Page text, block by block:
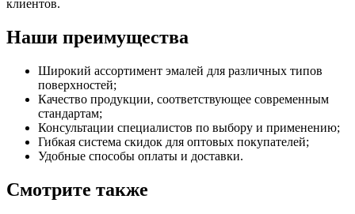
клиентов.
Наши преимущества
Широкий ассортимент эмалей для различных типов
поверхностей;
Качество продукции, соответствующее современным
стандартам;
Консультации специалистов по выбору и применению;
Гибкая система скидок для оптовых покупателей;
Удобные способы оплаты и доставки.
Смотрите также